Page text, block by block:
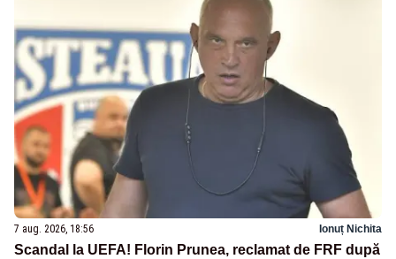
7 aug. 2026, 18:56 Ionuț Nichita
Scandal la UEFA! Florin Prunea, reclamat de FRF după